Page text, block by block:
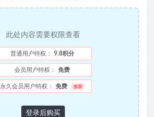
此处内容需要权限查看
普通用户特权： 9.8积分
会员用户特权： 免费
永久会员用户特权： 免费 推荐
登录后购买